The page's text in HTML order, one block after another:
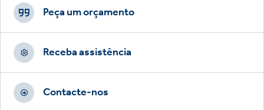
CTAs
Peça um orçamento
Receba assistência
Contacte-nos